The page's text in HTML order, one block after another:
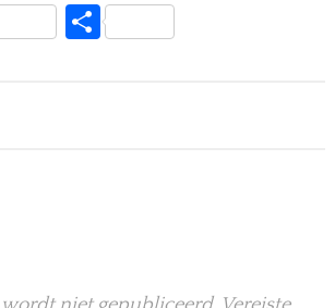
Delen